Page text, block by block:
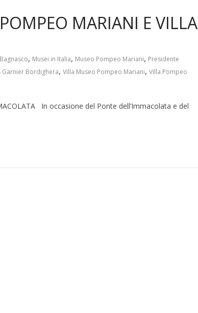
MARIANI E VILLA
, Musei in Italia, Museo Pompeo Mariani, Presidente
Garnier Bordighera, Villa Museo Pompeo Mariani, Villa Pompeo
In occasione del Ponte dell’Immacolata e del